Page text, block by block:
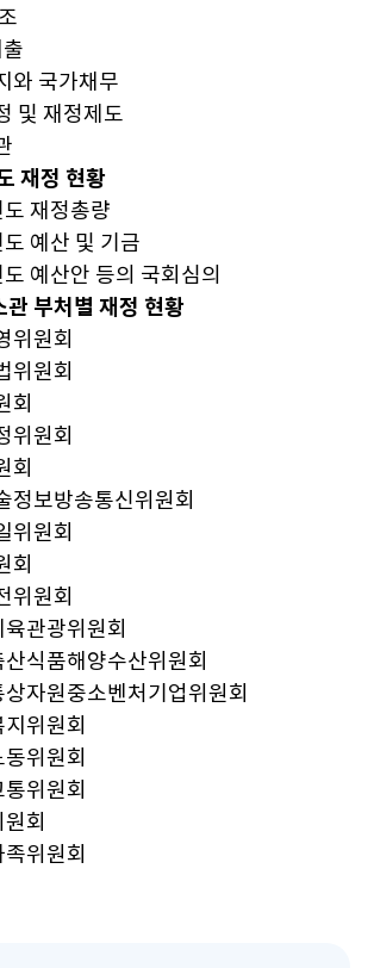
와 국가채무
및 재정제도
재정 현황
재정총량
예산 및 기금
예산안 등의 국회심의
부처별 재정 현황
위원회
위원회
회
위원회
회
정보방송통신위원회
위원회
회
위원회
관광위원회
식품해양수산위원회
자원중소벤처기업위원회
위원회
위원회
위원회
회
위원회